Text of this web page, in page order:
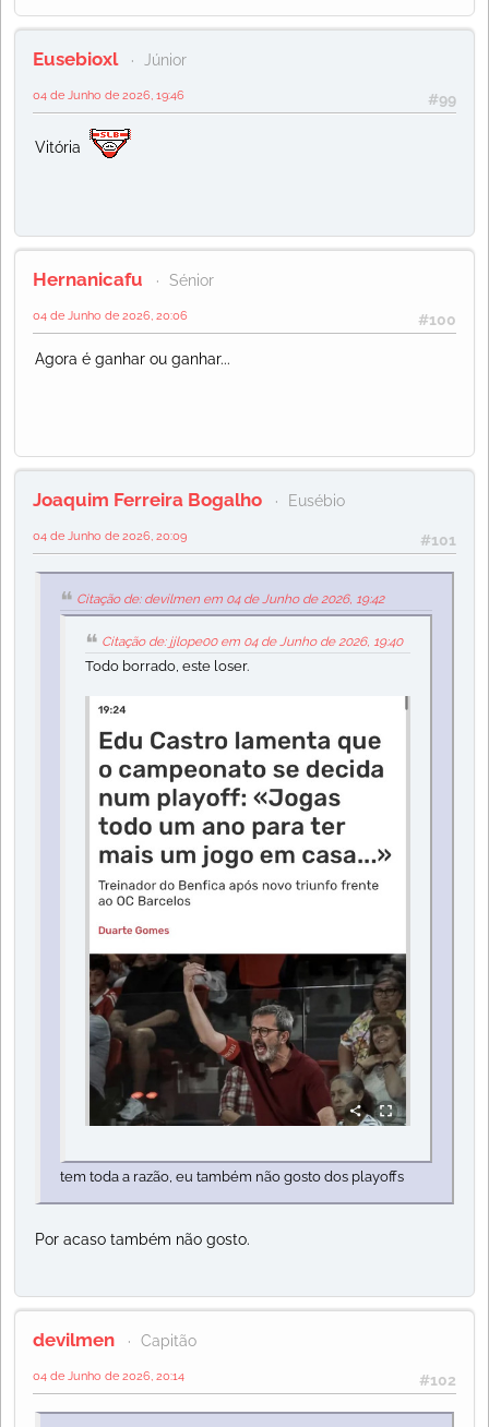
Eusebioxl Júnior
#99
04 de Junho de 2026, 19:46
Vitória
Hernanicafu Sénior
#100
04 de Junho de 2026, 20:06
Agora é ganhar ou ganhar...
Joaquim Ferreira Bogalho Eusébio
#101
04 de Junho de 2026, 20:09
Citação de: devilmen em 04 de Junho de 2026, 19:42
Citação de: jjlope00 em 04 de Junho de 2026, 19:40
Todo borrado, este loser.
tem toda a razão, eu também não gosto dos playoffs
Por acaso também não gosto.
devilmen Capitão
#102
04 de Junho de 2026, 20:14